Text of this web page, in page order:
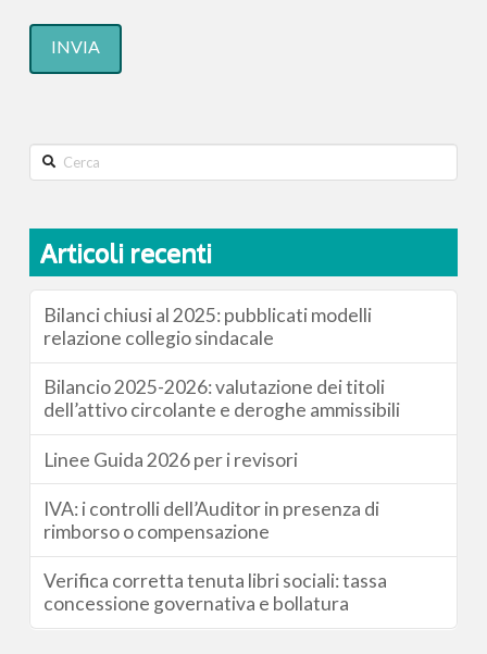
Search
Articoli recenti
Bilanci chiusi al 2025: pubblicati modelli
relazione collegio sindacale
Bilancio 2025-2026: valutazione dei titoli
dell’attivo circolante e deroghe ammissibili
Linee Guida 2026 per i revisori
IVA: i controlli dell’Auditor in presenza di
rimborso o compensazione
Verifica corretta tenuta libri sociali: tassa
concessione governativa e bollatura